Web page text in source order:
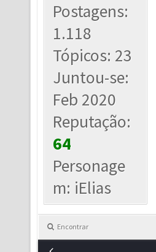
Postagens:
1.118
Tópicos: 23
Juntou-se:
Feb 2020
Reputação:
64
Personage
m: iElias
Encontrar